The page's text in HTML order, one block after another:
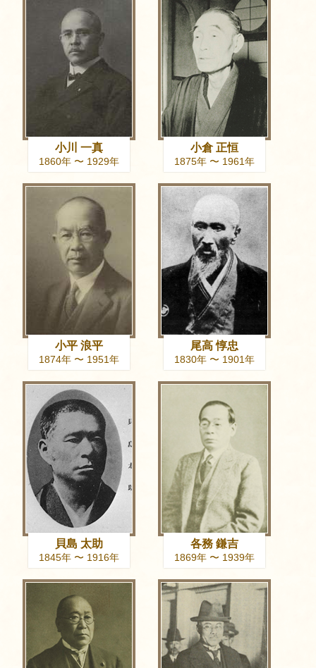
小川 一真
1860年 〜 1929年
小倉 正恒
1875年 〜 1961年
小平 浪平
1874年 〜 1951年
尾高 惇忠
1830年 〜 1901年
貝島 太助
1845年 〜 1916年
各務 鎌吉
1869年 〜 1939年